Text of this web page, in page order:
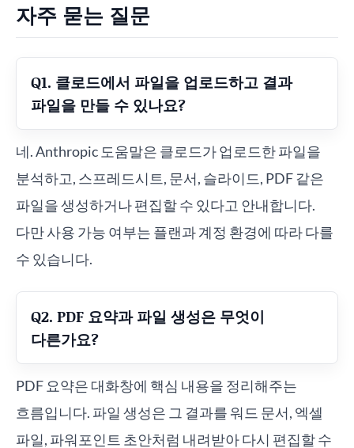
자주 묻는 질문
Q1. 클로드에서 파일을 업로드하고 결과
파일을 만들 수 있나요?
네. Anthropic 도움말은 클로드가 업로드한 파일을
분석하고, 스프레드시트, 문서, 슬라이드, PDF 같은
파일을 생성하거나 편집할 수 있다고 안내합니다.
다만 사용 가능 여부는 플랜과 계정 환경에 따라 다를
수 있습니다.
Q2. PDF 요약과 파일 생성은 무엇이
다른가요?
PDF 요약은 대화창에 핵심 내용을 정리해주는
흐름입니다. 파일 생성은 그 결과를 워드 문서, 엑셀
파일, 파워포인트 초안처럼 내려받아 다시 편집할 수